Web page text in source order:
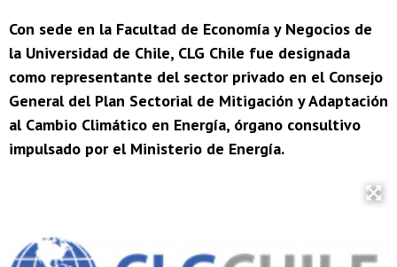
Con sede en la Facultad de Economía y Negocios de
la Universidad de Chile, CLG Chile fue designada
como representante del sector privado en el Consejo
General del Plan Sectorial de Mitigación y Adaptación
al Cambio Climático en Energía, órgano consultivo
impulsado por el Ministerio de Energía.